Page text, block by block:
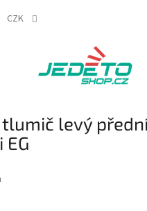
CZK
levý
EG